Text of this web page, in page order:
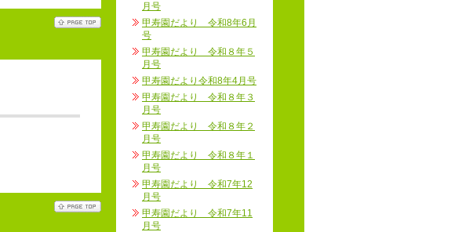
月号
甲寿園だより 令和8年6月
号
甲寿園だより 令和８年５
月号
甲寿園だより令和8年4月号
甲寿園だより 令和８年３
月号
甲寿園だより 令和８年２
月号
甲寿園だより 令和８年１
月号
甲寿園だより 令和7年12
月号
甲寿園だより 令和7年11
月号